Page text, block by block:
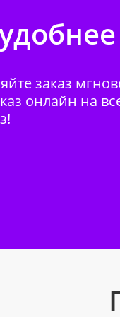
заказ
онлайн на